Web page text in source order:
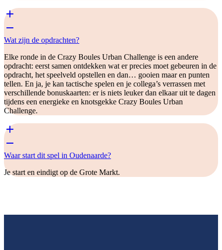
Wat zijn de opdrachten?
Elke ronde in de Crazy Boules Urban Challenge is een andere
opdracht: eerst samen ontdekken wat er precies moet gebeuren in de
opdracht, het speelveld opstellen en dan… gooien maar en punten
tellen. En ja, je kan tactische spelen en je collega’s verrassen met
verschillende bonuskaarten: er is niets leuker dan elkaar uit te dagen
tijdens een energieke en knotsgekke Crazy Boules Urban
Challenge.
Waar start dit spel in Oudenaarde?
Je start en eindigt op de Grote Markt.